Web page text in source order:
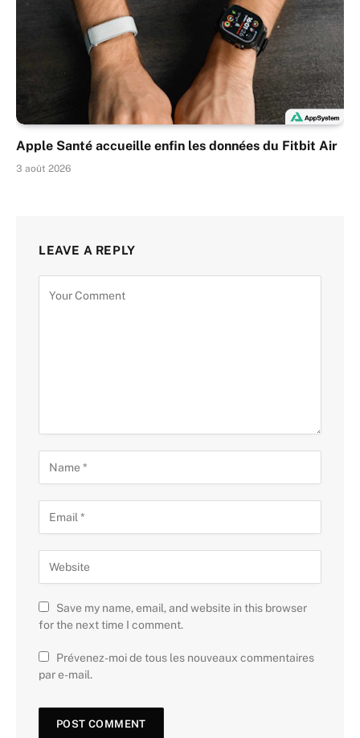
Apple Santé accueille enfin les données du Fitbit Air
3 août 2026
LEAVE A REPLY
Save my name, email, and website in this browser
for the next time I comment.
Prévenez-moi de tous les nouveaux commentaires
par e-mail.